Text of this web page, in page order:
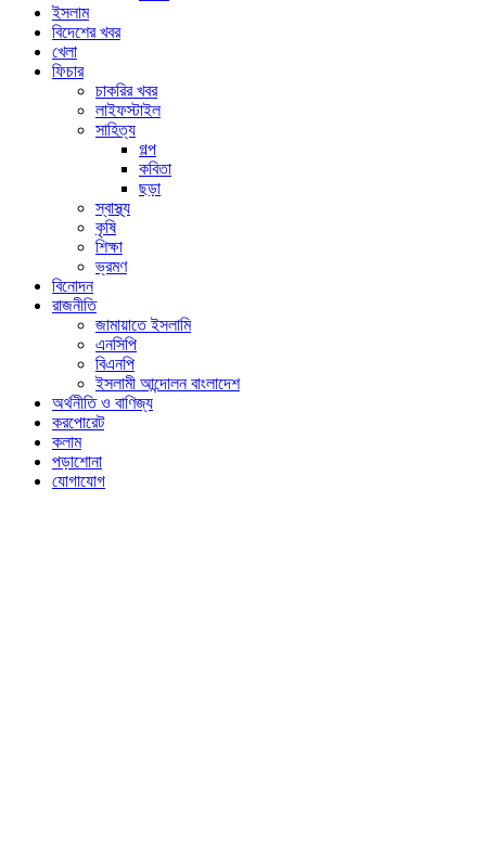
ইসলাম
বিদেশের খবর
খেলা
ফিচার
চাকরির খবর
লাইফস্টাইল
সাহিত্য
গল্প
কবিতা
ছড়া
স্বাস্থ্য
কৃষি
শিক্ষা
ভ্রমণ
বিনোদন
রাজনীতি
জামায়াতে ইসলামি
এনসিপি
বিএনপি
ইসলামী আন্দোলন বাংলাদেশ
অর্থনীতি ও বাণিজ্য
করপোরেট
কলাম
পড়াশোনা
যোগাযোগ